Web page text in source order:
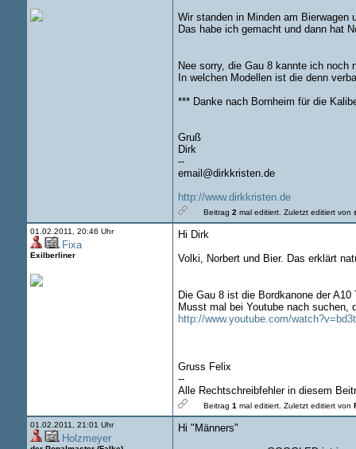
Wir standen in Minden am Bierwagen
Das habe ich gemacht und dann hat
Nee sorry, die Gau 8 kannte ich noch
In welchen Modellen ist die denn
*** Danke nach Bornheim für die
Gruß
Dirk
--
email@dirkkristen.de
http://www.dirkkristen.de
Beitrag 2 mal editiert. Zuletzt editiert von
01.02.2011, 20:46 Uhr
Fixa
Exilberliner
Hi Dirk
Volki, Norbert und Bier. Das erklärt
Die Gau 8 ist die Bordkanone der A10
Musst mal bei Youtube nach suchen,
http://www.youtube.com/
Gruss Felix
--
Alle Rechtschreibfehler in diesem
Beitrag 1 mal editiert. Zuletzt editiert von
01.02.2011, 21:01 Uhr
Holzmeyer
Hi "Männers"